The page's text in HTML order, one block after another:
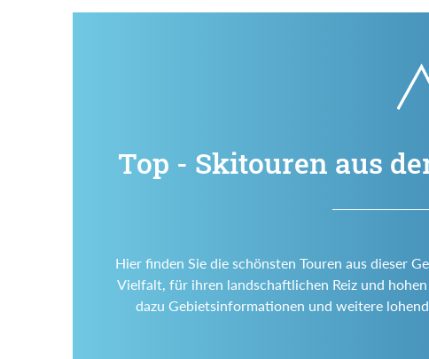
Top - Skitouren aus
Hier finden Sie die schönsten Touren aus dieser
Vielfalt, für ihren landschaftlichen Reiz und
dazu Gebietsinformationen und weitere